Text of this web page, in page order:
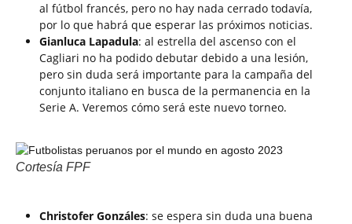
al fútbol francés, pero no hay nada cerrado todavía,
por lo que habrá que esperar las próximos noticias.
Gianluca Lapadula: al estrella del ascenso con el
Cagliari no ha podido debutar debido a una lesión,
pero sin duda será importante para la campaña del
conjunto italiano en busca de la permanencia en la
Serie A. Veremos cómo será este nuevo torneo.
Cortesía FPF
Christofer Gonzáles: se espera sin duda una buena